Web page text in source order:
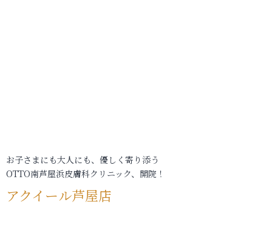
お子さまにも大人にも、優しく寄り添う
OTTO南芦屋浜皮膚科クリニック、開院！
アクイール芦屋店